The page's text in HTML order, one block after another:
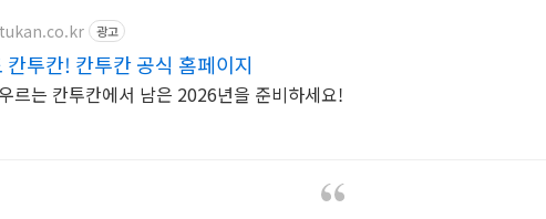
광고
투칸! 칸투칸 공식 홈페이지
르는 칸투칸에서 남은 2026년을 준비하세요!